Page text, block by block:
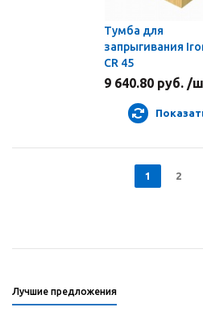
Тумба для
запрыгивания
CR 45
9 640.80 руб. /
1 2
Лучшие предложения